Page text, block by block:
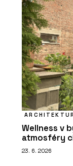
Wellness v
atmosféry
23. 6. 2026